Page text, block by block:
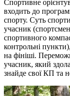
Спортивне
входить до
спорту. Суть
учасник
спортивного
контрольні
на фініші.
учасник, який
знайде свої КП та